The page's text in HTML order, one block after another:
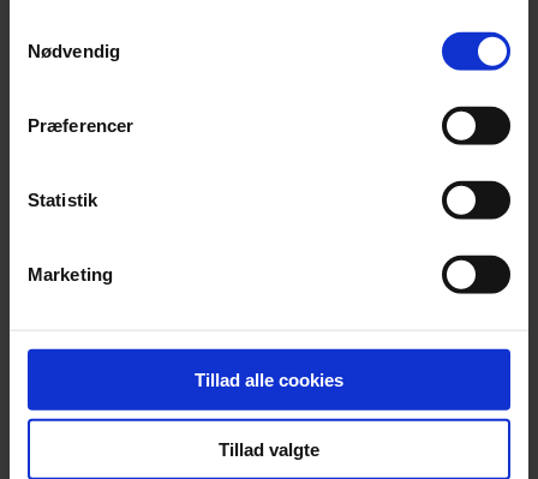
Nødvendig
Præferencer
Statistik
Marketing
Tillad alle cookies
Tillad valgte
allerede på lang afstand se de hvide prikker i
på, mødes du af stærke blå og røde farver fra de
I Mijas kan man hyre en æseltaxa og blive kørt rundt
gammel tyrefægterarena som bestemt er
som vidner om dengang osmanerne herskede i
området. Og selvfølgelig skal du se Ermita de la
Virgen de la Peña, templet for Mijas’ skytshelgen.